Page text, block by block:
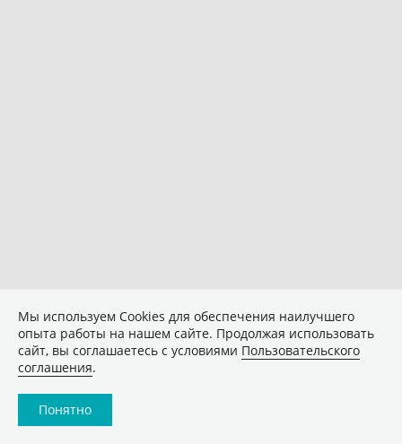
Мы используем Сookies для обеспечения наилучшего
опыта работы на нашем сайте. Продолжая использовать
сайт, вы соглашаетесь с условиями Пользовательского
соглашения.
Понятно